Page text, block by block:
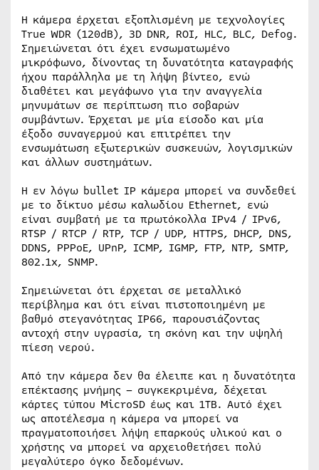
Η κάμερα έρχεται εξοπλισμένη με τεχνολογίες
True WDR (120dB), 3D DNR, ROI, HLC, BLC, Defog.
Σημειώνεται ότι έχει ενσωματωμένο
μικρόφωνο, δίνοντας τη δυνατότητα καταγραφής
ήχου παράλληλα με τη λήψη βίντεο, ενώ
διαθέτει και μεγάφωνο για την αναγγελία
μηνυμάτων σε περίπτωση πιο σοβαρών
συμβάντων. Έρχεται με μία είσοδο και μία
έξοδο συναγερμού και επιτρέπει την
ενσωμάτωση εξωτερικών συσκευών, λογισμικών
και άλλων συστημάτων.
Η εν λόγω bullet IP κάμερα μπορεί να συνδεθεί
με το δίκτυο μέσω καλωδίου Ethernet, ενώ
είναι συμβατή με τα πρωτόκολλα IPv4 / IPv6,
RTSP / RTCP / RTP, TCP / UDP, HTTPS, DHCP, DNS,
DDNS, PPPoE, UPnP, ICMP, IGMP, FTP, NTP, SMTP,
802.1x, SNMP.
Σημειώνεται ότι έρχεται σε μεταλλικό
περίβλημα και ότι είναι πιστοποιημένη με
βαθμό στεγανότητας IP66, παρουσιάζοντας
αντοχή στην υγρασία, τη σκόνη και την υψηλή
πίεση νερού.
Από την κάμερα δεν θα έλειπε και η δυνατότητα
επέκτασης μνήμης – συγκεκριμένα, δέχεται
κάρτες τύπου MicroSD έως και 1TB. Αυτό έχει
ως αποτέλεσμα η κάμερα να μπορεί να
πραγματοποιήσει λήψη επαρκούς υλικού και ο
χρήστης να μπορεί να αρχειοθετήσει πολύ
μεγαλύτερο όγκο δεδομένων.